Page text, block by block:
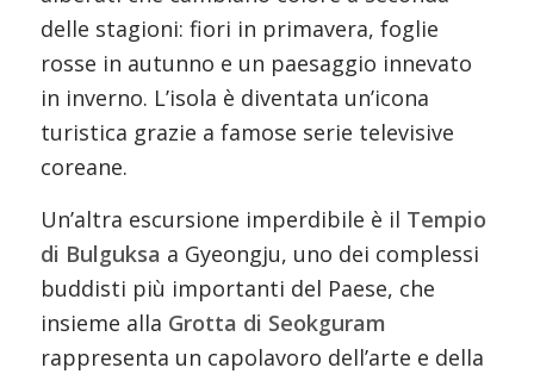
delle stagioni: fiori in primavera, foglie
rosse in autunno e un paesaggio innevato
in inverno. L’isola è diventata un’icona
turistica grazie a famose serie televisive
coreane.
Un’altra escursione imperdibile è il Tempio
di Bulguksa a Gyeongju, uno dei complessi
buddisti più importanti del Paese, che
insieme alla Grotta di Seokguram
rappresenta un capolavoro dell’arte e della